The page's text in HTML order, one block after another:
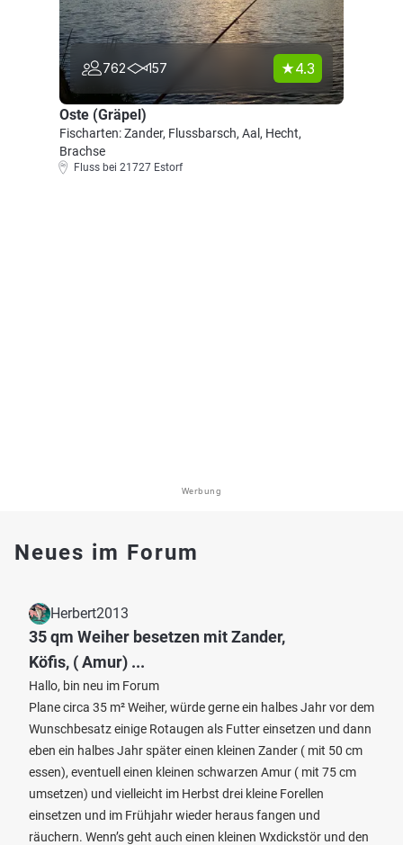
762 157 4.3
Oste (Gräpel)
Fischarten: Zander, Flussbarsch, Aal, Hecht,
Brachse
Fluss bei 21727 Estorf
Werbung
Neues im Forum
Herbert2013
35 qm Weiher besetzen mit Zander,
Köfis, ( Amur) ...
Hallo, bin neu im Forum
Plane circa 35 m² Weiher, würde gerne ein halbes Jahr vor dem
Wunschbesatz einige Rotaugen als Futter einsetzen und dann
eben ein halbes Jahr später einen kleinen Zander ( mit 50 cm
essen), eventuell einen kleinen schwarzen Amur ( mit 75 cm
umsetzen) und vielleicht im Herbst drei kleine Forellen
einsetzen und im Frühjahr wieder heraus fangen und
räuchern. Wenn’s geht auch einen kleinen Wxdickstör und den